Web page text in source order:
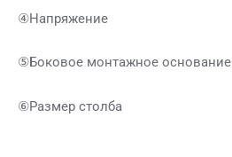
④Напряжение
⑤Боковое монтажное основание
⑥Размер столба